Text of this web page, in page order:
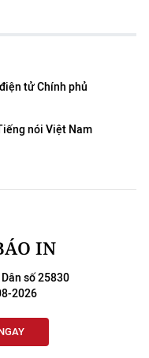
tử Chính phủ
nói Việt Nam
IN
số 25830
2026